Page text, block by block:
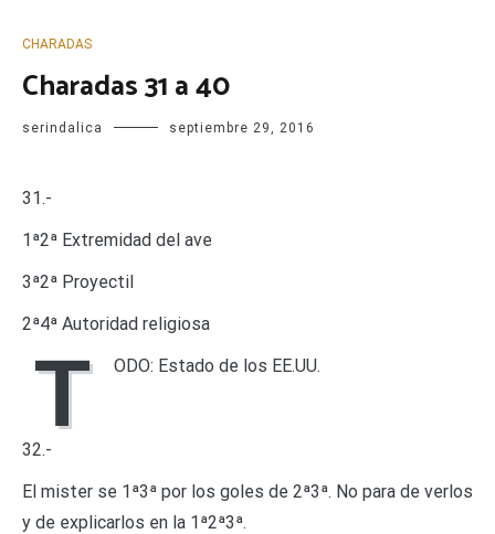
CHARADAS
Charadas 31 a 40
serindalica septiembre 29, 2016
31.-
1ª2ª Extremidad del ave
3ª2ª Proyectil
2ª4ª Autoridad religiosa
T ODO: Estado de los EE.UU.
32.-
El mister se 1ª3ª por los goles de 2ª3ª. No para de verlos
y de explicarlos en la 1ª2ª3ª.